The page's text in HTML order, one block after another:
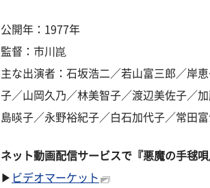
公開年：1977年
監督：市川崑
主な出演者：石坂浩二／若山富三郎／岸
子／山岡久乃／林美智子／渡辺美佐子／
島暎子／永野裕紀子／白石加代子／常田富
ネット動画配信サービスで『悪魔の手毬唄
▶ ビデオマーケット